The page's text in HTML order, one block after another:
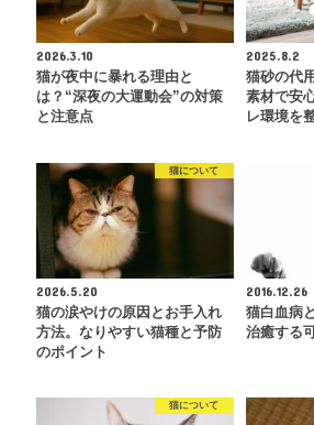
2026.3.10
猫が夜中に暴れる理由と
は？“深夜の大運動会”の対策
と注意点
2025.8.2
猫砂の代
素材で安
レ環境を
猫について
2026.5.20
猫の涙やけの原因とお手入れ
方法。なりやすい猫種と予防
のポイント
2016.12.26
猫白血病
治癒する
猫について